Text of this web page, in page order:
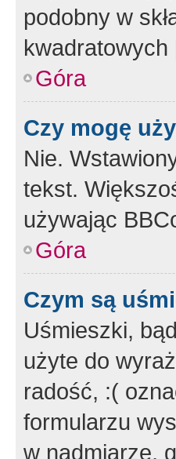
podobny w
kwadratowych
Góra
Czy mogę
Nie.
tekst.
używając
Góra
Czym są
Uśmieszki,
użyte do
radość, :(
formularzu
w nadmiarze,